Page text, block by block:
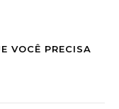
VOCÊ PRECISA